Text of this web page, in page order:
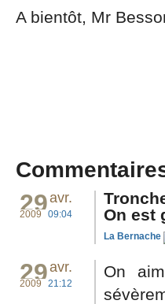
A bientôt, Mr
29avr.
2009 09:04
On est
La Bernache
29avr.
2009 21:12
On